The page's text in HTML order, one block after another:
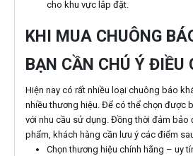
cho khu vực lắp đặt.
KHI MUA CHUÔNG
BẠN CẦN CHÚ Ý ĐIỀU
Hiện nay có rất nhiều loại chuông báo
nhiều thương hiệu. Để có thể chọn được
với nhu cầu sử dụng. Đồng thời đảm bảo
phẩm, khách hàng cần lưu ý các điểm
Chọn thương hiệu chính hãng – uy